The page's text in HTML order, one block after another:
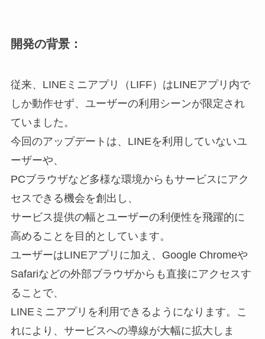
開発の背景：
従来、LINEミニアプリ（LIFF）はLINEアプリ内で
しか動作せず、ユーザーの利用シーンが限定され
ていました。
今回のアップデートは、LINEを利用していないユ
ーザーや、
PCブラウザなど多様な環境からもサービスにアク
セスできる機会を創出し、
サービス提供の幅とユーザーの利便性を飛躍的に
高めることを目的としています。
ユーザーはLINEアプリに加え、Google Chromeや
Safariなどの外部ブラウザからも直接にアクセスす
ることで、
LINEミニアプリを利用できるようになります。こ
れにより、サービスへの導線が大幅に拡大しま